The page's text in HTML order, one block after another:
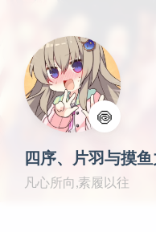
🍥
四序、片羽与摸
凡心所向,素履以往